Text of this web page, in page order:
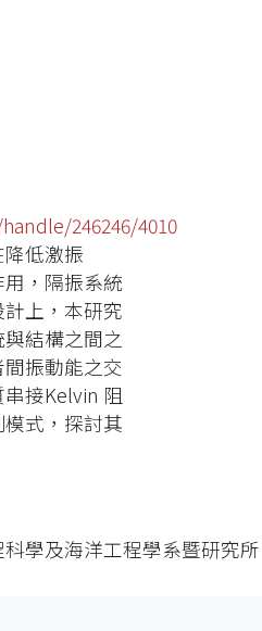
246246/4010
低激振
，隔振系統
上，本研究
結構之間之
振動能之交
接Kelvin 阻
式，探討其
學及海洋工程學系暨研究所